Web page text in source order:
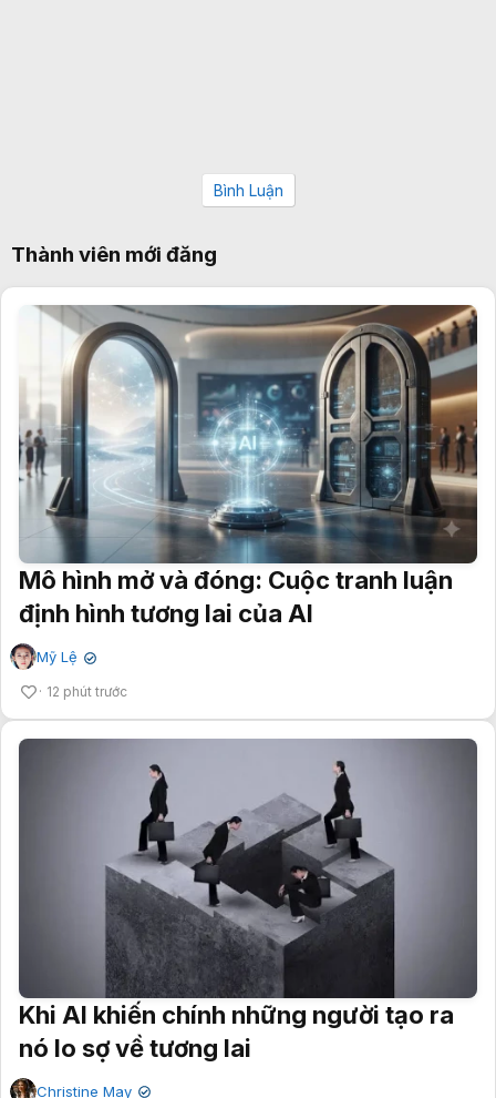
Bình Luận
Thành viên mới đăng
Mô hình mở và đóng: Cuộc tranh luận
định hình tương lai của AI
Mỹ Lệ ✔
12 phút trước
Khi AI khiến chính những người tạo ra
nó lo sợ về tương lai
Christine May ✔